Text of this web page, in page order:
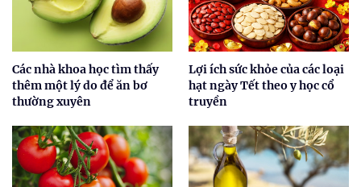
Các nhà khoa học tìm thấy
thêm một lý do để ăn bơ
thường xuyên
Lợi ích sức khỏe của các loại
hạt ngày Tết theo y học cổ
truyền